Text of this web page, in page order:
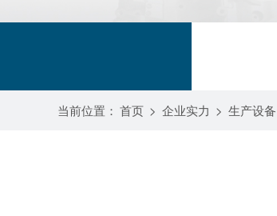
当前位置： 首页 > 企业实力 > 生产设备